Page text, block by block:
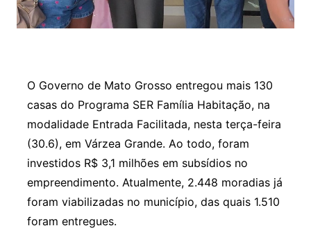
O Governo de Mato Grosso entregou mais 130
casas do Programa SER Família Habitação, na
modalidade Entrada Facilitada, nesta terça-feira
(30.6), em Várzea Grande. Ao todo, foram
investidos R$ 3,1 milhões em subsídios no
empreendimento. Atualmente, 2.448 moradias já
foram viabilizadas no município, das quais 1.510
foram entregues.